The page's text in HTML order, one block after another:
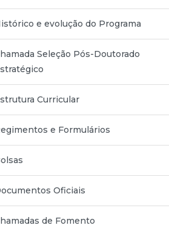
e evolução do Programa
Seleção Pós-Doutorado
Curricular
e Formulários
Oficiais
de Fomento